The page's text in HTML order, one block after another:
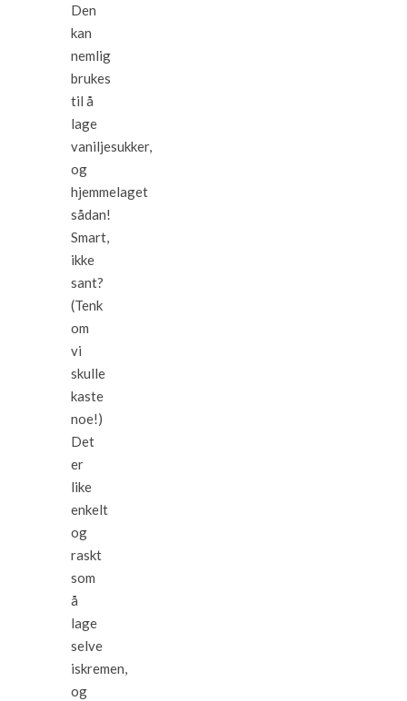
Den
kan
nemlig
brukes
til å
lage
vaniljesukker,
og
hjemmelaget
sådan!
Smart,
ikke
sant?
(Tenk
om
vi
skulle
kaste
noe!)
Det
er
like
enkelt
og
raskt
som
å
lage
selve
iskremen,
og